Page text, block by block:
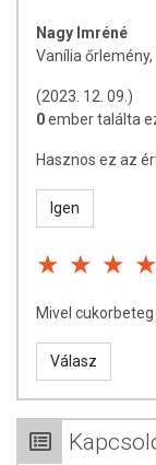
Nagy Imréné
Vanília
(2023. 12. 09.)
0ember találta
Hasznos ez az
Igen
Mivel
Válasz